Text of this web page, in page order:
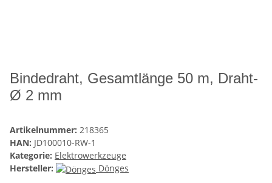
Bindedraht, Gesamtlänge 50 m, Draht-
Ø 2 mm
Artikelnummer: 218365
HAN: JD100010-RW-1
Kategorie: Elektrowerkzeuge
Hersteller:
Dönges